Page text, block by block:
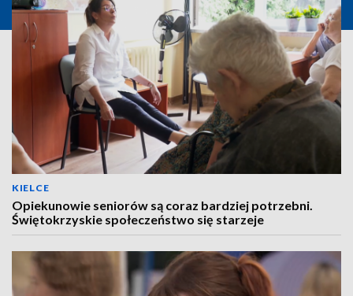
KIELCE
Opiekunowie seniorów są coraz bardziej potrzebni.
Świętokrzyskie społeczeństwo się starzeje